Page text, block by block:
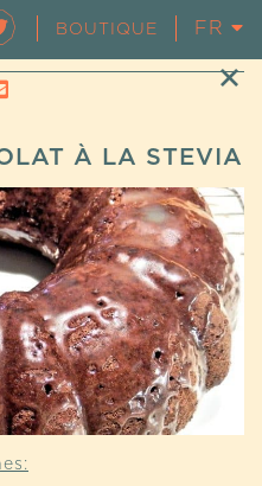
BOUTIQUE FR
EN
À LA STEVIA